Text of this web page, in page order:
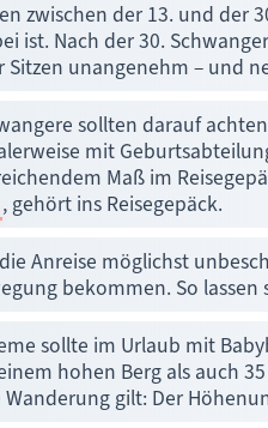
zwischen der 13. und der
ist. Nach der 30.
Sitzen unangenehm – und
sollten darauf
mit
Maß im
, gehört ins Reisegepäck.
Anreise möglichst
bekommen. So
sollte im Urlaub mit
hohen Berg als auch
Wanderung gilt: Der